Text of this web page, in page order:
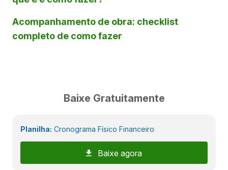
Acompanhamento de obra: checklist
completo de como fazer
Baixe Gratuitamente
Planilha: Cronograma Físico Financeiro
Baixe agora